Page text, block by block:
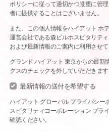
ポリシーに従って適切かつ厳重に管
者に提供することはございません。
また、この個人情報をハイアット ホ
運営会社である森ビルホスピタリテ
および最新情報のご案内に利用させて
グランド ハイアット 東京からの最新
クスのチェックを外していただきます
最新情報の送付を希望する
ハイアット グローバル プライバシー
スピタリティコーポレーション プラ
確認ください。